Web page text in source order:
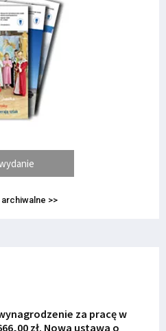
>>
za pracę w
zł. Nowa ustawa o